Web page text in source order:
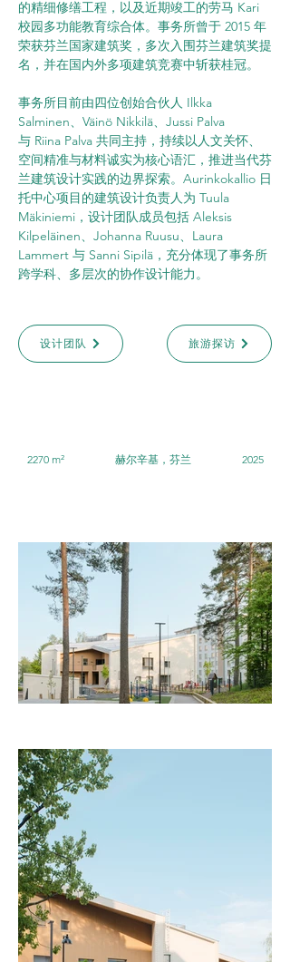
的精细修缮工程，以及近期竣工的劳马 Kari
校园多功能教育综合体。事务所曾于 2015 年
荣获芬兰国家建筑奖，多次入围芬兰建筑奖提
名，并在国内外多项建筑竞赛中斩获桂冠。
事务所目前由四位创始合伙人 Ilkka
Salminen、Väinö Nikkilä、Jussi Palva
与 Riina Palva 共同主持，持续以人文关怀、
空间精准与材料诚实为核心语汇，推进当代芬
兰建筑设计实践的边界探索。Aurinkokallio 日
托中心项目的建筑设计负责人为 Tuula
Mäkiniemi，设计团队成员包括 Aleksis
Kilpeläinen、Johanna Ruusu、Laura
Lammert 与 Sanni Sipilä，充分体现了事务所
跨学科、多层次的协作设计能力。
设计团队 旅游探访
2270 m² 赫尔辛基，芬兰 2025